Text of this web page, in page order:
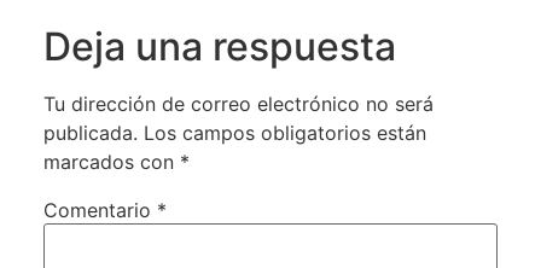
Deja una respuesta
Tu dirección de correo electrónico no será
publicada. Los campos obligatorios están
marcados con *
Comentario *